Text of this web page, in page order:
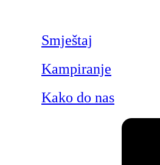
Smještaj
Kampiranje
Kako do nas